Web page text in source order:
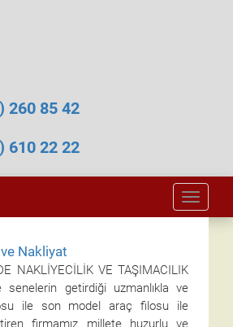
260 85 42
610 22 22
Toggle
Nakliyat
NAKLİYECİLİK VE TAŞIMACILIK
senelerin getirdiği uzmanlıkla ve
ile son model araç filosu ile
firmamız millete huzurlu ve